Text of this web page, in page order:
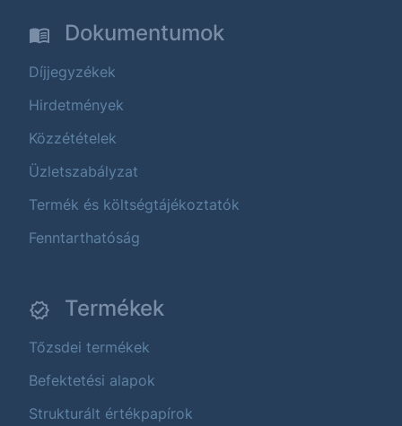
Dokumentumok
Díjjegyzékek
Hirdetmények
Közzétételek
Üzletszabályzat
Termék és költségtájékoztatók
Fenntarthatóság
Termékek
Tőzsdei termékek
Befektetési alapok
Strukturált értékpapírok